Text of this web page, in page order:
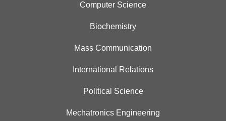
Computer Science
Biochemistry
Mass Communication
International Relations
Political Science
Mechatronics Engineering